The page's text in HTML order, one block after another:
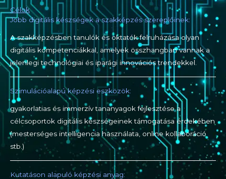
Célok
Jobb digitális készségek a szakképzés szereplőinek:
A szakképzésben tanulók és oktatók felruházása olyan
digitális kompetenciákkal, amelyek összhangban vannak a
jelenlegi technológiai és iparági innovációs trendekkel.
Szimulációalapú képzési eszközök:
gyakorlatias és immerzív tananyagok fejlesztése a
célcsoportok digitális készségeinek támogatása érdekében
(mesterséges intelligencia használata, online kollaboráció
stb.)
Kutatáson alapuló képzési anyag: